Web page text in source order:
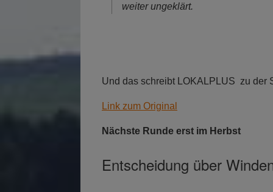
weiter ungeklärt.
Und das schreibt LOKALPLUS zu der
Link zum Original
Nächste Runde erst im Herbst
Entscheidung über